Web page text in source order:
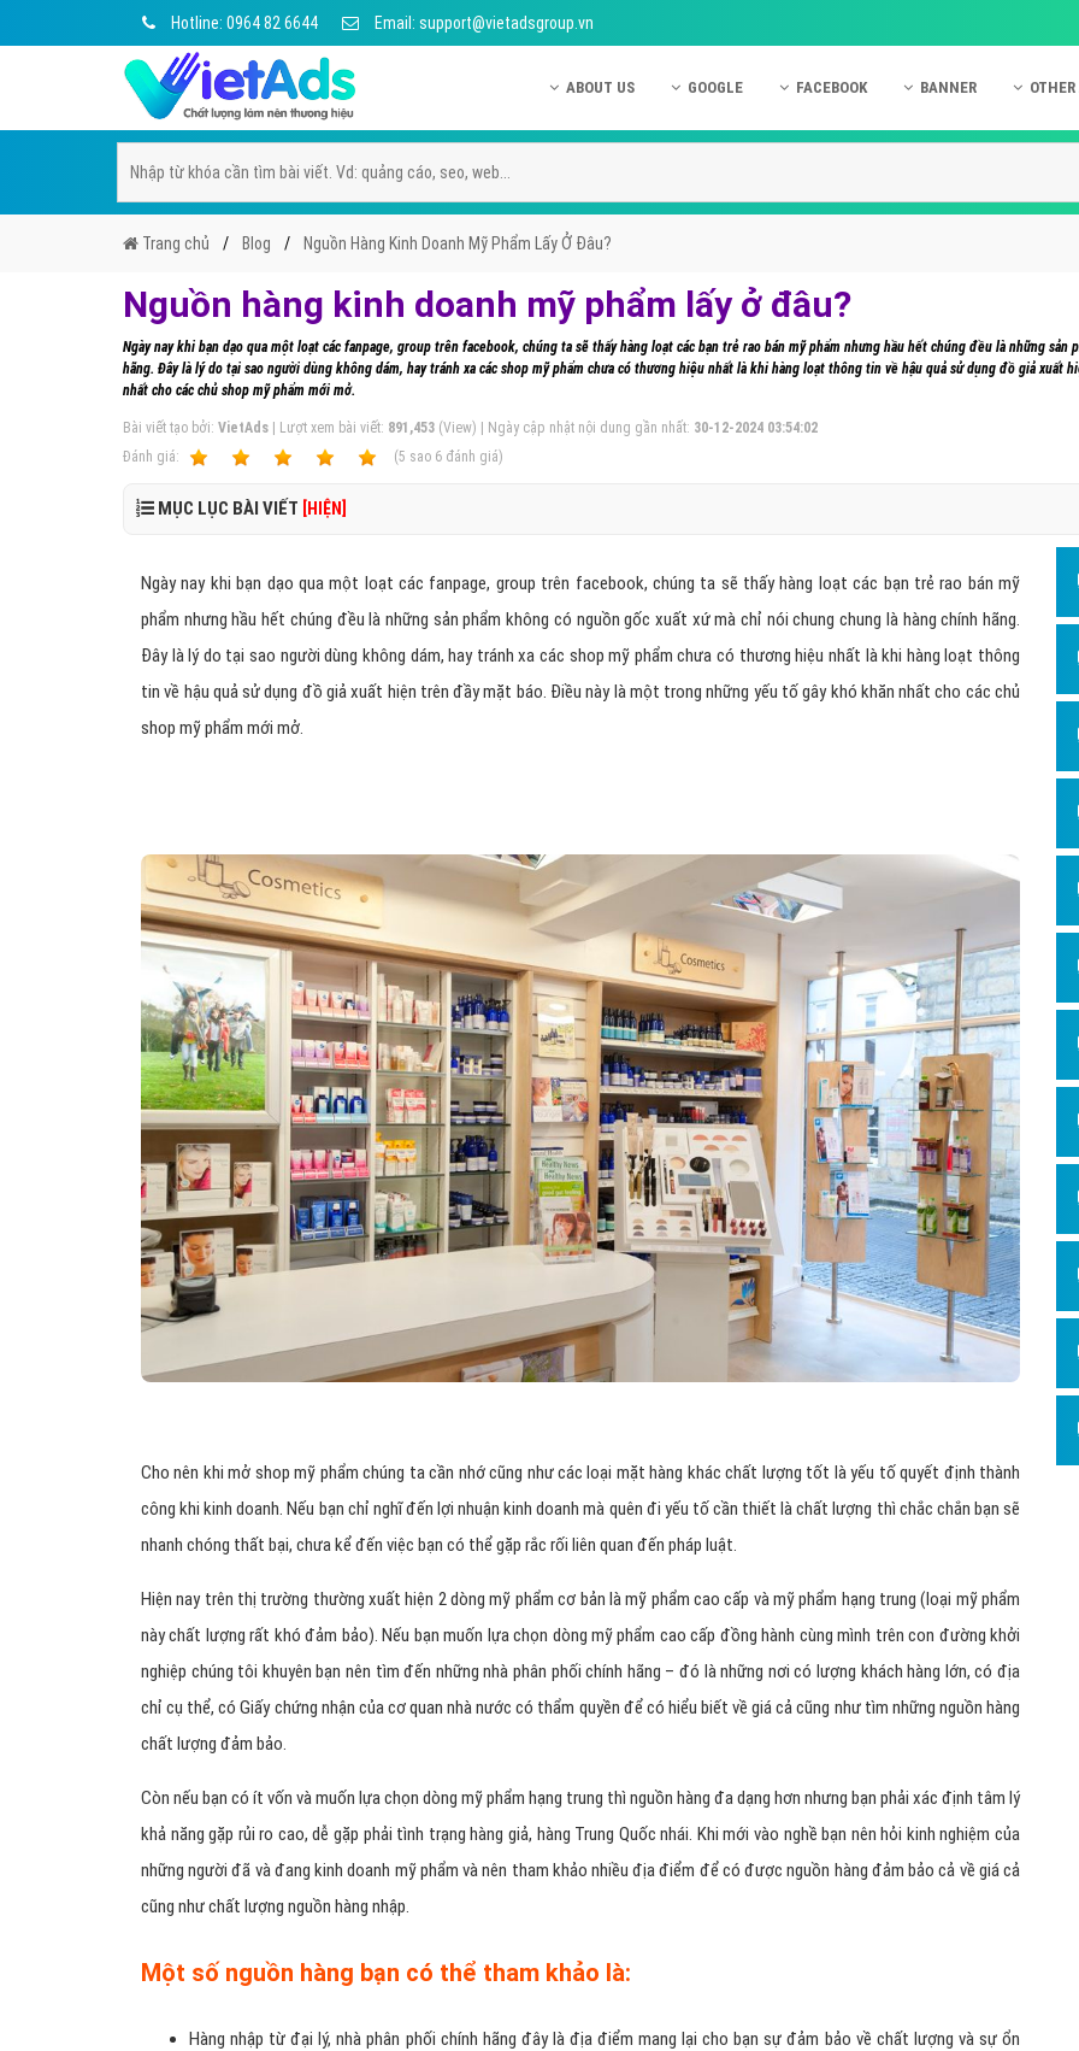
Hotline: 0964 82 6644 Email: support@vietadsgroup.vn
ABOUT US
Chính sách bảo mật Việt Ads
Liên hệ Việt Ads
Chính sách đại lý Việt Ads
GOOGLE
Các hình thức quảng cáo Google
Hướng dẫn chạy quảng cáo Google
FACEBOOK BANNER
Hỏi
Hỏi
Hỏi
Hỏi
Dịch
Dịch
Định
Phần
Trang chủ Blog Nguồn Hàng Kinh Doanh Mỹ Phẩm Lấy Ở Đâu?
Nguồn hàng kinh doanh mỹ phẩm lấy ở đâu?
Ngày nay khi bạn dạo qua một loạt các fanpage, group trên facebook, chúng ta sẽ thấy hàng loạt các bạn trẻ rao bán mỹ phẩm nhưng hầu hết chúng đều là những
hãng. Đây là lý do tại sao người dùng không dám, hay tránh xa các shop mỹ phẩm chưa có thương hiệu nhất là khi hàng loạt thông tin về hậu quả sử dụng đồ giả
nhất cho các chủ shop mỹ phẩm mới mở.
Bài viết tạo bởi: VietAds | Lượt xem bài viết: 891,453 (View) | Ngày cập nhật nội dung gần nhất: 30-12-2024 03:54:02
Ðánh giá:
(5 sao 6 đánh giá)
MỤC LỤC BÀI VIẾT [HIỆN]
Ngày nay khi bạn dạo qua một loạt các fanpage, group trên facebook, chúng ta sẽ thấy hàng loạt các bạn trẻ rao bán mỹ
phẩm nhưng hầu hết chúng đều là những sản phẩm không có nguồn gốc xuất xứ mà chỉ nói chung chung là hàng chính hãng.
Đây là lý do tại sao người dùng không dám, hay tránh xa các shop mỹ phẩm chưa có thương hiệu nhất là khi hàng loạt thông
tin về hậu quả sử dụng đồ giả xuất hiện trên đầy mặt báo. Điều này là một trong những yếu tố gây khó khăn nhất cho các chủ
shop mỹ phẩm mới mở.
Cho nên khi mở shop mỹ phẩm chúng ta cần nhớ cũng như các loại mặt hàng khác chất lượng tốt là yếu tố quyết định thành
công khi kinh doanh. Nếu bạn chỉ nghĩ đến lợi nhuận kinh doanh mà quên đi yếu tố cần thiết là chất lượng thì chắc chắn bạn sẽ
nhanh chóng thất bại, chưa kể đến việc bạn có thể gặp rắc rối liên quan đến pháp luật.
Hiện nay trên thị trường thường xuất hiện 2 dòng mỹ phẩm cơ bản là mỹ phẩm cao cấp và mỹ phẩm hạng trung (loại mỹ phẩm
này chất lượng rất khó đảm bảo). Nếu bạn muốn lựa chọn dòng mỹ phẩm cao cấp đồng hành cùng mình trên con đường khởi
nghiệp chúng tôi khuyên bạn nên tìm đến những nhà phân phối chính hãng – đó là những nơi có lượng khách hàng lớn, có địa
chỉ cụ thể, có Giấy chứng nhận của cơ quan nhà nước có thẩm quyền để có hiểu biết về giá cả cũng như tìm những nguồn hàng
chất lượng đảm bảo.
Còn nếu bạn có ít vốn và muốn lựa chọn dòng mỹ phẩm hạng trung thì nguồn hàng đa dạng hơn nhưng bạn phải xác định tâm lý
khả năng gặp rủi ro cao, dễ gặp phải tình trạng hàng giả, hàng Trung Quốc nhái. Khi mới vào nghề bạn nên hỏi kinh nghiệm của
những người đã và đang kinh doanh mỹ phẩm và nên tham khảo nhiều địa điểm để có được nguồn hàng đảm bảo cả về giá cả
cũng như chất lượng nguồn hàng nhập.
Một số nguồn hàng bạn có thể tham khảo là:
Hàng nhập từ đại lý, nhà phân phối chính hãng đây là địa điểm mang lại cho bạn sự đảm bảo về chất lượng và sự ổn